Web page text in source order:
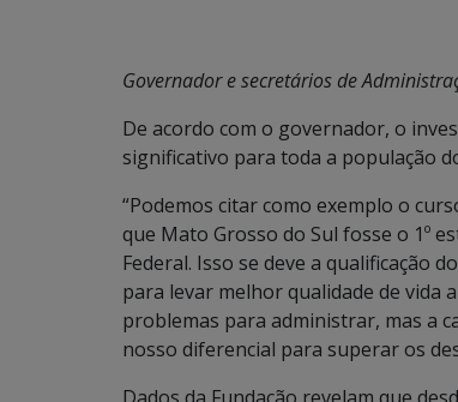
Governador e secretários de
De acordo com o governador, o
significativo para toda a população
“Podemos citar como exemplo o
que Mato Grosso do Sul fosse o 1º
Federal. Isso se deve a qualificação
para levar melhor qualidade de vida
problemas para administrar, mas a
nosso diferencial para superar os